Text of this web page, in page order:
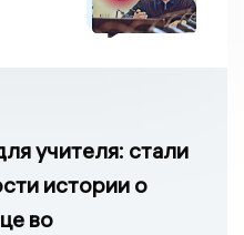
учителя: стали
истории о
во